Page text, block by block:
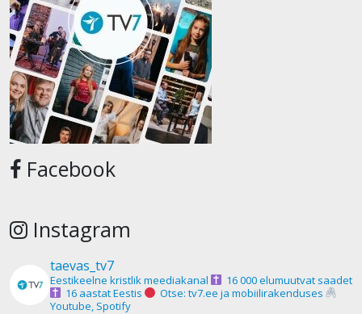
Facebook
Instagram
taevas_tv7
Eestikeelne kristlik meediakanal
16 000 elumuutvat saadet
16 aastat Eestis
Otse: tv7.ee ja mobiilirakenduses
Youtube, Spotify